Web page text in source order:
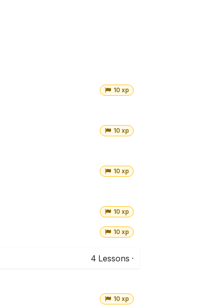
10 xp
10 xp
10 xp
10 xp
10 xp
4 Lessons ·
10 xp